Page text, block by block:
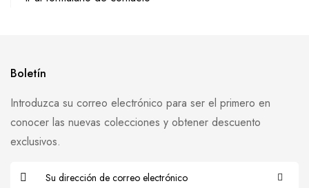
Boletín
Introduzca su correo electrónico para ser el primero en
conocer las nuevas colecciones y obtener descuento
exclusivos.